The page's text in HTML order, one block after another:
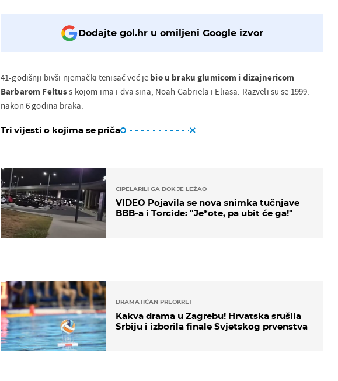
Dodajte gol.hr u omiljeni Google izvor
41-godišnji bivši njemački tenisač već je bio u braku glumicom i dizajnericom
Barbarom Feltuss kojom ima i dva sina, Noah Gabriela i Eliasa. Razveli su se 1999.
nakon 6 godina braka.
Tri vijesti o kojima se priča
CIPELARILI GA DOK JE LEŽAO
VIDEO Pojavila se nova snimka tučnjave
BBB-a i Torcide: "Je*ote, pa ubit će ga!"
DRAMATIČAN PREOKRET
Kakva drama u Zagrebu! Hrvatska srušila
Srbiju i izborila finale Svjetskog prvenstva